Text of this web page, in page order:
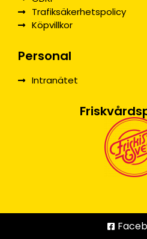
Trafiksäkerhetspolicy
Köpvillkor
Personal
Intranätet